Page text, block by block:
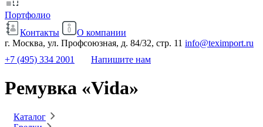
Портфолио
Контакты
О компании
г. Москва, ул. Профсоюзная, д. 84/32, стр. 11 info@teximport.ru
+7 (495) 334 2001
Напишите нам
Ремувка «Vida»
Каталог